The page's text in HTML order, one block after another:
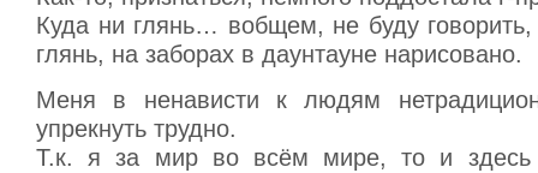
Куда ни глянь… вобщем, не буду
глянь, на заборах в даунтауне нарисовано.
Меня в ненависти к людям
упрекнуть трудно.
Т.к. я за мир во всём мире, то и здесь